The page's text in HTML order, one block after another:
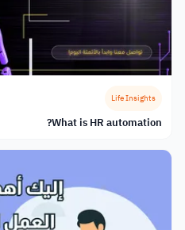
Life Insights
What is HR automation?